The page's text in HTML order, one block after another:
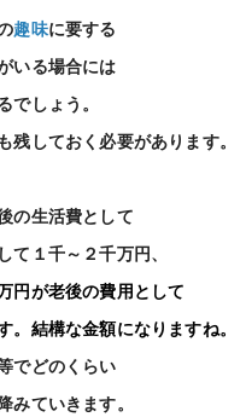
趣味に要する
いる場合には
でしょう。
残しておく必要があります。
の生活費として
て１千～２千万円、
円が老後の費用として
。結構な金額になりますね。
でどのくらい
みていきます。